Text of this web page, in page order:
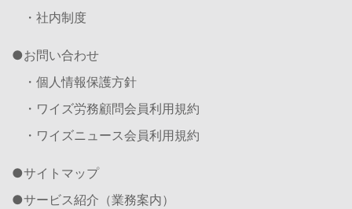
・社内制度
お問い合わせ
・個人情報保護方針
・ワイズ労務顧問会員利用規約
・ワイズニュース会員利用規約
サイトマップ
サービス紹介（業務案内）